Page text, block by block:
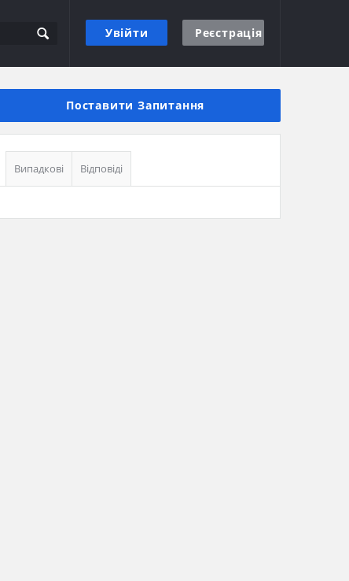
Увійти Реєстрація
Поставити Запитання
Випадкові Відповіді